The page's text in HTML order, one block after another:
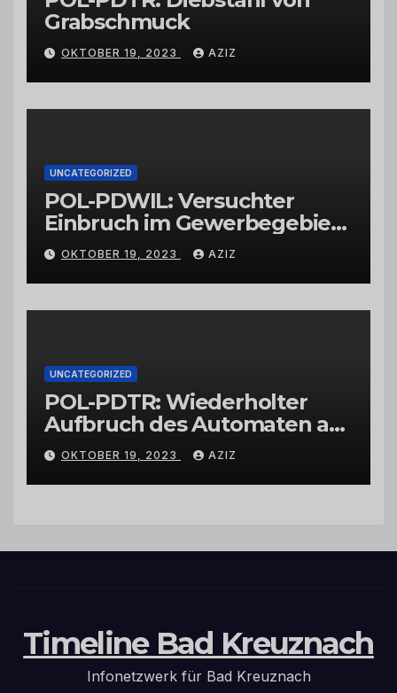
Grabschmuck
OKTOBER 19, 2023 AZIZ
UNCATEGORIZED
POL-PDWIL: Versuchter
Einbruch im Gewerbegebiet
Wittlich
OKTOBER 19, 2023 AZIZ
UNCATEGORIZED
POL-PDTR: Wiederholter
Aufbruch des Automaten am
Wohnmobilstellplatz in
Hermeskeil am Labachweg
OKTOBER 19, 2023 AZIZ
Timeline Bad Kreuznach
Infonetzwerk für Bad Kreuznach